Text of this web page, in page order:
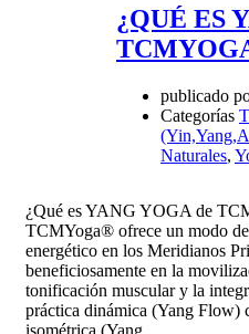
¿QUÉ ES
publicado
Categorías
Naturales,
¿Qué es YANG YOGA de
TCMYoga® ofrece un modo
energético en los Meridianos
beneficiosamente en la
tonificación muscular y la
práctica dinámica (Yang Flow)